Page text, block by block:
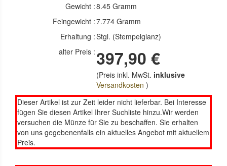
Gewicht :8.45 Gramm
Feingewicht :7.774 Gramm
Erhaltung :Stgl. (Stempelglanz)
alter Preis : 397,90 €
(Preis inkl. MwSt. inklusive
Versandkosten )
Dieser Artikel ist zur Zeit leider nicht lieferbar. Bei Interesse
fügen Sie diesen Artikel Ihrer Suchliste hinzu.Wir werden
versuchen die Münze für Sie zu beschaffen. Sie erhalten
von uns gegebenenfalls ein aktuelles Angebot mit aktuellem
Preis.